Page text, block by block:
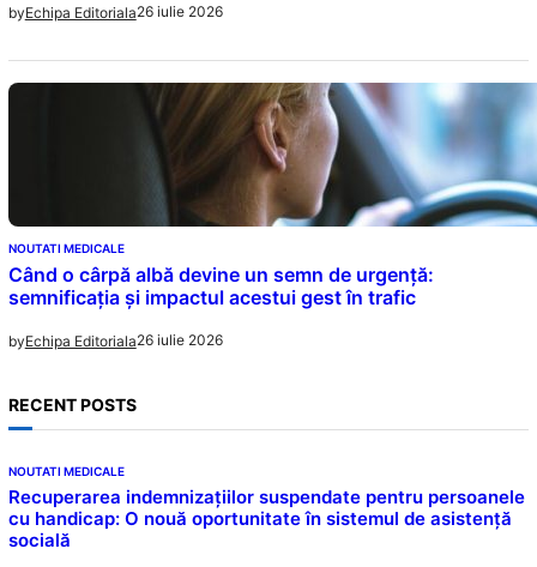
byEchipa Editoriala26 iulie 2026
NOUTATI MEDICALE
Când o cârpă albă devine un semn de urgență:
semnificația și impactul acestui gest în trafic
byEchipa Editoriala26 iulie 2026
RECENT POSTS
NOUTATI MEDICALE
Recuperarea indemnizațiilor suspendate pentru persoanele
cu handicap: O nouă oportunitate în sistemul de asistență
socială